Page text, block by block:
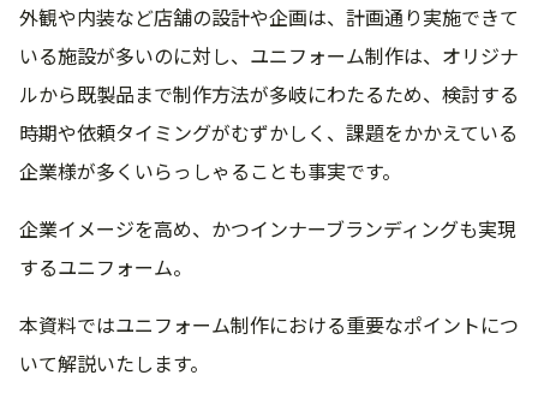
外観や内装など店舗の設計や企画は、計画通り実施できて
いる施設が多いのに対し、ユニフォーム制作は、オリジナ
ルから既製品まで制作方法が多岐にわたるため、検討する
時期や依頼タイミングがむずかしく、課題をかかえている
企業様が多くいらっしゃることも事実です。
企業イメージを高め、かつインナーブランディングも実現
するユニフォーム。
本資料ではユニフォーム制作における重要なポイントにつ
いて解説いたします。